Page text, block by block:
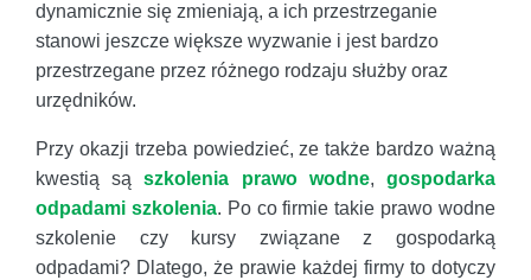
dynamicznie się zmieniają, a ich przestrzeganie
stanowi jeszcze większe wyzwanie i jest bardzo
przestrzegane przez różnego rodzaju służby oraz
urzędników.
Przy okazji trzeba powiedzieć, ze także bardzo ważną
kwestią sąszkolenia prawo wodne,gospodarka
odpadami szkolenia. Po co firmie takie prawo wodne
szkolenie czy kursy związane z gospodarką
odpadami? Dlatego, że prawie każdej firmy to dotyczy